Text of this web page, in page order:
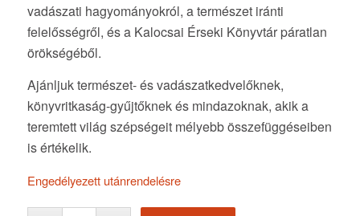
vadászati hagyományokról, a természet iránti
felelősségről, és a Kalocsai Érseki Könyvtár páratlan
örökségéből.
Ajánljuk természet- és vadászatkedvelőknek,
könyvritkaság-gyűjtőknek és mindazoknak, akik a
teremtett világ szépségeit mélyebb összefüggéseiben
is értékelik.
Engedélyezett utánrendelésre